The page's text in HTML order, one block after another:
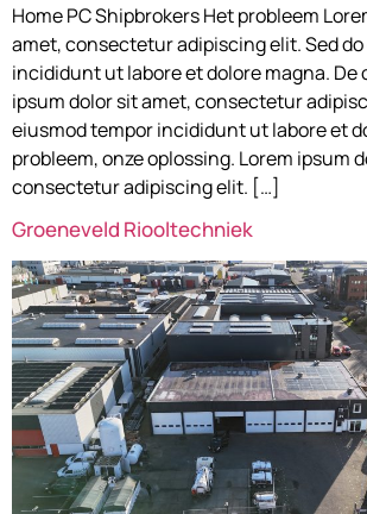
Home PC Shipbrokers Het probleem
amet, consectetur adipiscing elit. Sed
incididunt ut labore et dolore magna. De
ipsum dolor sit amet, consectetur
eiusmod tempor incididunt ut labore et
probleem, onze oplossing. Lorem ipsum
consectetur adipiscing elit. […]
Groeneveld Riooltechniek